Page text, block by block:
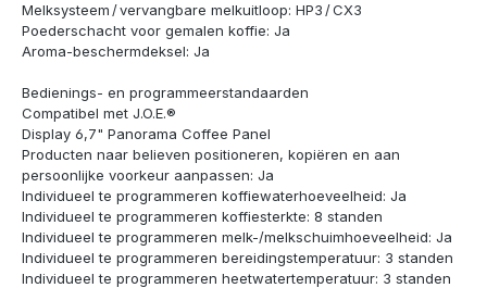
Melksysteem / vervangbare melkuitloop: HP3 / CX3
Poederschacht voor gemalen koffie: Ja
Aroma-beschermdeksel: Ja
Bedienings- en programmeerstandaarden
Compatibel met J.O.E.®
Display 6,7" Panorama Coffee Panel
Producten naar believen positioneren, kopiëren en aan
persoonlijke voorkeur aanpassen: Ja
Individueel te programmeren koffiewaterhoeveelheid: Ja
Individueel te programmeren koffiesterkte: 8 standen
Individueel te programmeren melk-/melkschuimhoeveelheid: Ja
Individueel te programmeren bereidingstemperatuur: 3 standen
Individueel te programmeren heetwatertemperatuur: 3 standen